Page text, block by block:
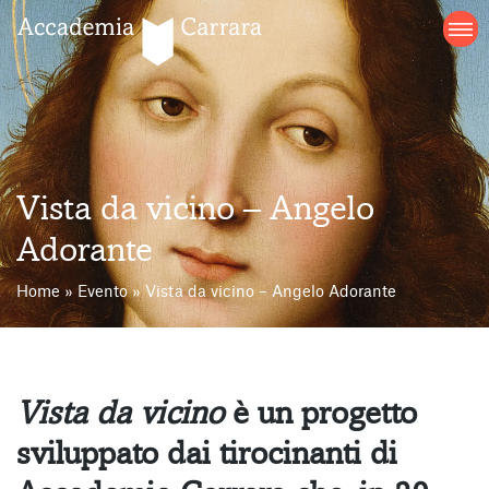
Salta
al
contenuto
Vista da vicino – Angelo
Adorante
Home» Evento»Vista da vicino – Angelo Adorante
Vista da vicinoè un progetto
sviluppato dai tirocinanti di